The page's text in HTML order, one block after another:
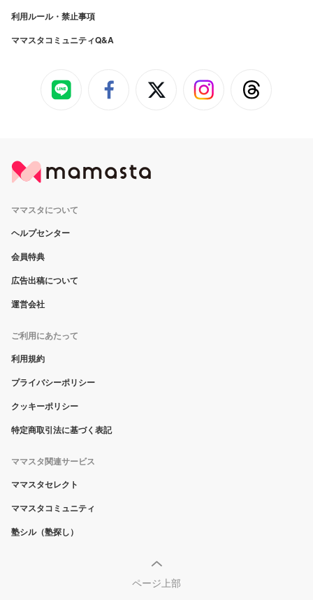
利用ルール・禁止事項
ママスタコミュニティQ&A
ママスタについて
ヘルプセンター
会員特典
広告出稿について
運営会社
ご利用にあたって
利用規約
プライバシーポリシー
クッキーポリシー
特定商取引法に基づく表記
ママスタ関連サービス
ママスタセレクト
ママスタコミュニティ
塾シル（塾探し）
ページ上部